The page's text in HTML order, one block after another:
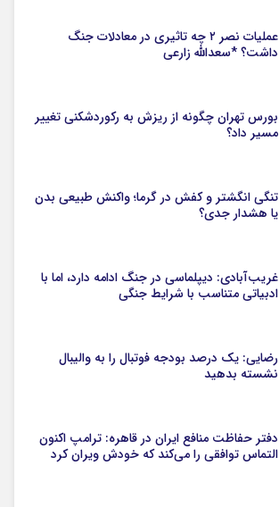
عملیات نصر ۲ چه تاثیری در معادلات جنگ
داشت؟ *سعدالله زارعی
بورس تهران چگونه از ریزش به رکوردشکنی تغییر
مسیر داد؟
تنگی انگشتر و کفش در گرما؛ واکنش طبیعی بدن
یا هشدار جدی؟
غریب‌آبادی: دیپلماسی در جنگ ادامه دارد، اما با
ادبیاتی متناسب با شرایط جنگی
رضایی: یک درصد بودجه فوتبال را به والیبال
نشسته بدهید
دفتر حفاظت منافع ایران در قاهره: ترامپ اکنون
التماس توافقی را می‌کند که خودش ویران کرد